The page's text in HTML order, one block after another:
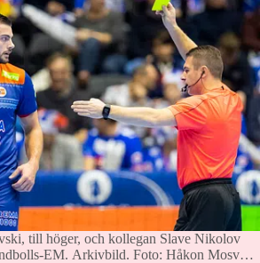
till höger, och kollegan Slave Nikolov
EM. Arkivbild. Foto: Håkon Mosvold